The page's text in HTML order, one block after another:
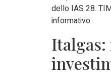
dello IAS 28.
informativo.
Italgas: